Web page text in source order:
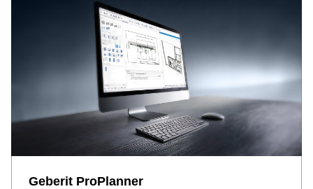
réservoirs apparents.L’avantage:
dotée d’un WC suspendu estplus facile à nettoyer
meilleur choix pour les simples remises à neuf et les
rénovations économiques. Ils peuvent être utilisés pour
les WC au sol et les WC suspendus.
rénovation complètedu WC, il est
recommandé de dissimuler le réservoir derrière la paroi et
donc d’opter pour une solution à encastrer. Cette option
est certes plus lourde à réaliser, mais elle permet de
libérer de l’espace et se révèle plus esthétique.
Geberit ProPlanner